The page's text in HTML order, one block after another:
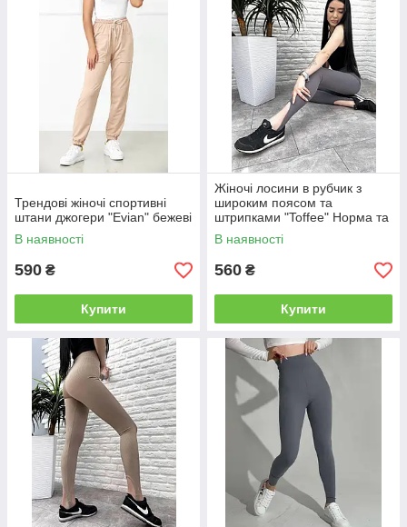
Трендові жіночі спортивні
штани джогери "Evian" бежеві
В наявності
590 ₴
Купити
Жіночі лосини в рубчик з
широким поясом та
штрипками "Toffee" Норма та
батал
В наявності
560 ₴
Купити